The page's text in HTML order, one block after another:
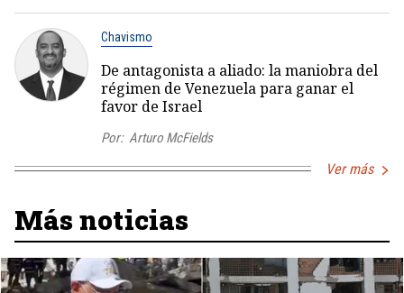
Chavismo
De antagonista a aliado: la maniobra del
régimen de Venezuela para ganar el
favor de Israel
Por: Arturo McFields
Ver más
Más noticias